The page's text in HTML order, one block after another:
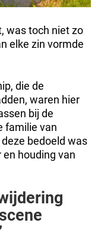
was toch niet zo
elke zin vormde
die de
waren hier
bij de
familie van
bedoeld was
houding van